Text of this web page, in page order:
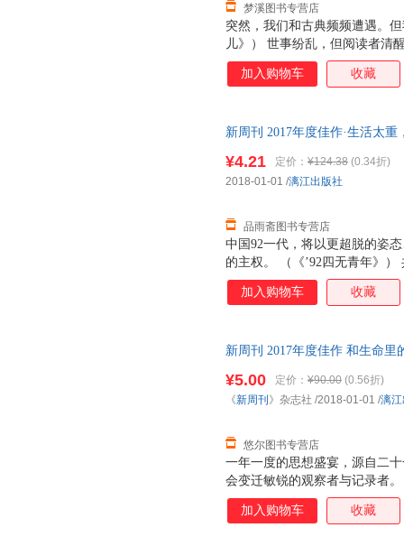
突然，我们和古典频频遭遇。
儿》） 世事纷乱，但阅读者清
全感。 （《越读越性感》） 唐
（《生如唐诗》） 今天的小鲜
梦溪图书专营店
加入购物车 收藏
新周刊 2017年度佳作·生活太
中国92一代，将以更超脱的姿
的主权。 （《’92四无青年》
事的合谋下，一群“猪”在风口
年，青年人被追捧，老年人被
2017《新周刊》，记录着2017
¥4.21 定价： ¥124.38 (0.34折)
品雨斋图书专营店
2018-01-01 /漓江出版社
加入购物车 收藏
新周刊 2017年度佳作 和生命里
一年一度的思想盛宴，源自二
会变迁敏锐的观察者与记录者
应商”。 《新周刊》，媒体同
刊》，商家及投资人眼中不可
¥5.00 定价： ¥90.00 (0.56折)
悠尔图书专营店
《新周刊 》杂志社 /2018-01-01 /漓
加入购物车 收藏